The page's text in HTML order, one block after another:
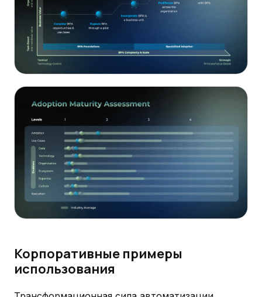
Корпоративные примеры
использования